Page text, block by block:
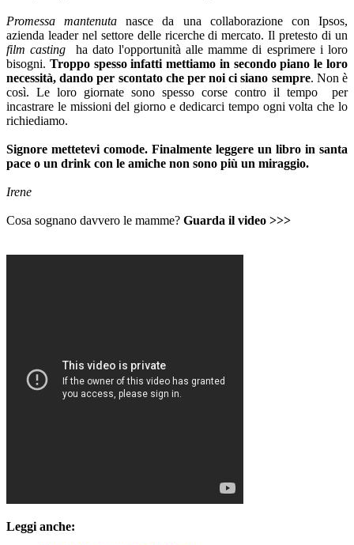
Promessa mantenuta nasce da una collaborazione con Ipsos,
azienda leader nel settore delle ricerche di mercato. Il pretesto di un
film casting ha dato l'opportunità alle mamme di esprimere i loro
bisogni. Troppo spesso infatti mettiamo in secondo piano le loro
necessità, dando per scontato che per noi ci siano sempre. Non è
così. Le loro giornate sono spesso corse contro il tempo per
incastrare le missioni del giorno e dedicarci tempo ogni volta che lo
richiediamo.
Signore mettetevi comode. Finalmente leggere un libro in santa
pace o un drink con le amiche non sono più un miraggio.
Irene
Cosa sognano davvero le mamme? Guarda il video >>>
Leggi anche: